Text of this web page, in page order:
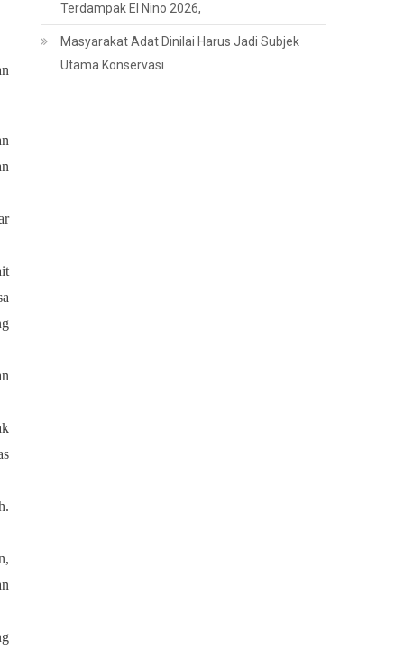
Terdampak El Nino 2026,
Masyarakat Adat Dinilai Harus Jadi Subjek
Utama Konservasi